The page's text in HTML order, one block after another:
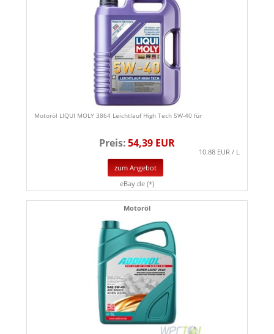
Motoröl LIQUI MOLY 3864 Leichtlauf High Tech 5W-40 für
Preis:54,39 EUR
10.88 EUR / L
zum Angebot
eBay.de (*)
Motoröl